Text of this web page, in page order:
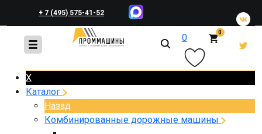
+ 7 (495) 575-41-52
+ 7 (495) 648-45-83 0 0
X
Каталог
Назад
Комбинированные дорожные машины